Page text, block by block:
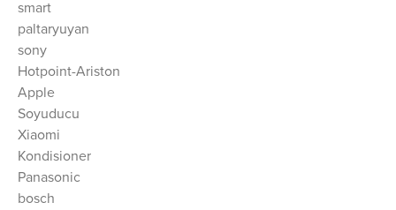
smart
paltaryuyan
sony
Hotpoint-Ariston
Apple
Soyuducu
Xiaomi
Kondisioner
Panasonic
bosch